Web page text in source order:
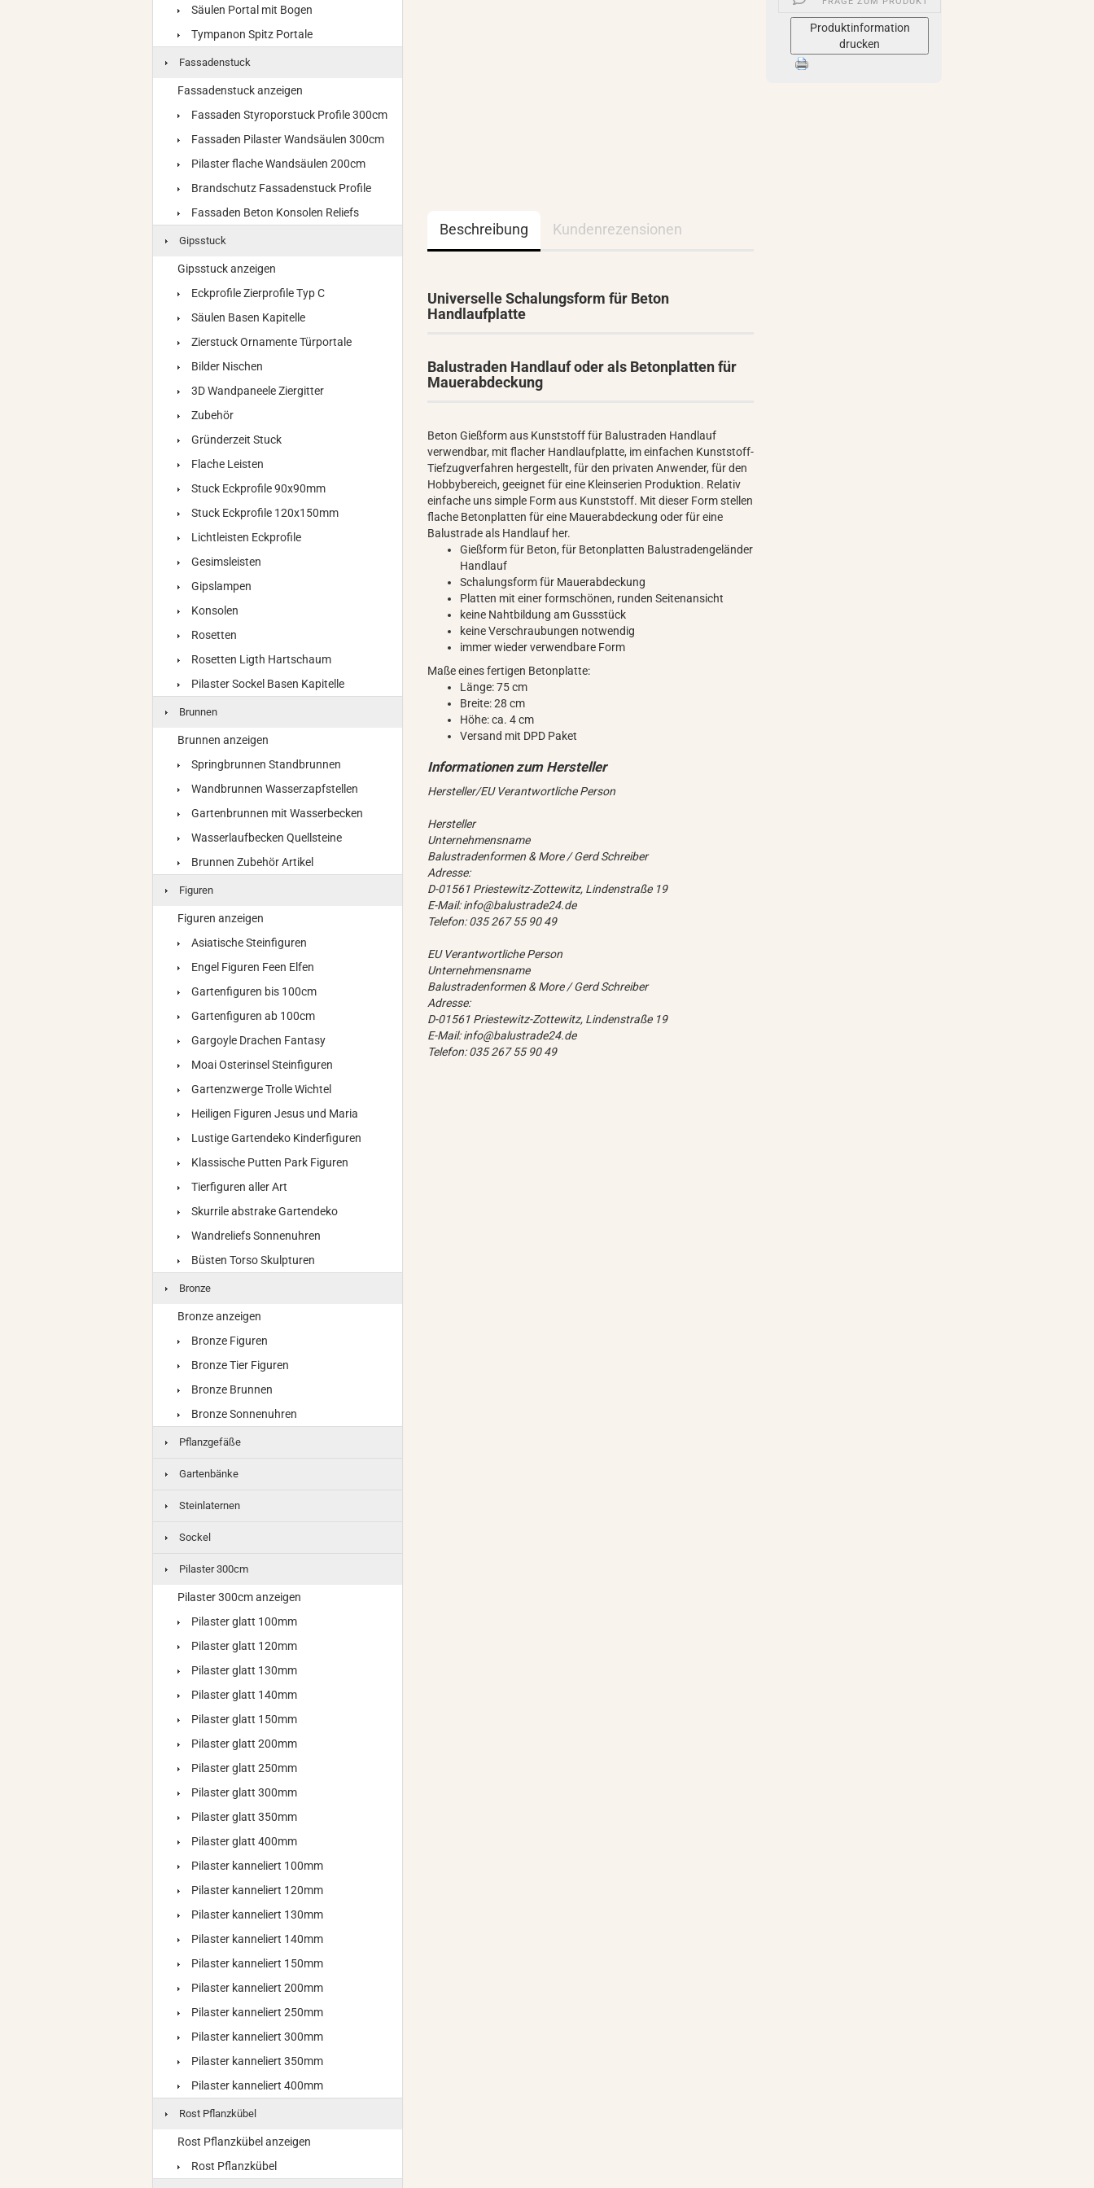
Produktinformation
drucken
Beschreibung Kundenrezensionen
Universelle Schalungsform für Beton
Handlaufplatte
Balustraden Handlauf oder als Betonplatten für
Mauerabdeckung
Beton Gießform aus Kunststoff für Balustraden Handlauf
verwendbar, mit flacher Handlaufplatte, im einfachen Kunststoff-
Tiefzugverfahren hergestellt, für den privaten Anwender, für den
Hobbybereich, geeignet für eine Kleinserien Produktion. Relativ
einfache uns simple Form aus Kunststoff. Mit dieser Form stellen
flache Betonplatten für eine Mauerabdeckung oder für eine
Balustrade als Handlauf her.
Gießform für Beton, für Betonplatten Balustradengeländer
Handlauf
Schalungsform für Mauerabdeckung
Platten mit einer formschönen, runden Seitenansicht
keine Nahtbildung am Gussstück
keine Verschraubungen notwendig
immer wieder verwendbare Form
Maße eines fertigen Betonplatte:
Länge: 75 cm
Breite: 28 cm
Höhe: ca. 4 cm
Versand mit DPD Paket
Hersteller/EU Verantwortliche Person
Hersteller
Unternehmensname
Balustradenformen & More / Gerd Schreiber
Adresse:
D-01561 Priestewitz-Zottewitz, Lindenstraße 19
E-Mail: info@balustrade24.de
Telefon: 035 267 55 90 49
EU Verantwortliche Person
Unternehmensname
Balustradenformen & More / Gerd Schreiber
Adresse:
D-01561 Priestewitz-Zottewitz, Lindenstraße 19
E-Mail: info@balustrade24.de
Telefon: 035 267 55 90 49
Säulen Portal mit Bogen
Tympanon Spitz Portale
Fassadenstuck
Fassadenstuck anzeigen
Fassaden Styroporstuck Profile 300cm
Fassaden Pilaster Wandsäulen 300cm
Pilaster flache Wandsäulen 200cm
Brandschutz Fassadenstuck Profile
Fassaden Beton Konsolen Reliefs
Gipsstuck
Gipsstuck anzeigen
Eckprofile Zierprofile Typ C
Säulen Basen Kapitelle
Zierstuck Ornamente Türportale
Bilder Nischen
3D Wandpaneele Ziergitter
Zubehör
Gründerzeit Stuck
Flache Leisten
Stuck Eckprofile 90x90mm
Stuck Eckprofile 120x150mm
Lichtleisten Eckprofile
Gesimsleisten
Gipslampen
Konsolen
Rosetten
Rosetten Ligth Hartschaum
Pilaster Sockel Basen Kapitelle
Brunnen
Brunnen anzeigen
Springbrunnen Standbrunnen
Wandbrunnen Wasserzapfstellen
Gartenbrunnen mit Wasserbecken
Wasserlaufbecken Quellsteine
Brunnen Zubehör Artikel
Figuren
Figuren anzeigen
Asiatische Steinfiguren
Engel Figuren Feen Elfen
Gartenfiguren bis 100cm
Gartenfiguren ab 100cm
Gargoyle Drachen Fantasy
Moai Osterinsel Steinfiguren
Gartenzwerge Trolle Wichtel
Heiligen Figuren Jesus und Maria
Lustige Gartendeko Kinderfiguren
Klassische Putten Park Figuren
Tierfiguren aller Art
Skurrile abstrake Gartendeko
Wandreliefs Sonnenuhren
Büsten Torso Skulpturen
Bronze
Bronze anzeigen
Bronze Figuren
Bronze Tier Figuren
Bronze Brunnen
Bronze Sonnenuhren
Pflanzgefäße
Gartenbänke
Steinlaternen
Sockel
Pilaster 300cm
Pilaster 300cm anzeigen
Pilaster glatt 100mm
Pilaster glatt 120mm
Pilaster glatt 130mm
Pilaster glatt 140mm
Pilaster glatt 150mm
Pilaster glatt 200mm
Pilaster glatt 250mm
Pilaster glatt 300mm
Pilaster glatt 350mm
Pilaster glatt 400mm
Pilaster kanneliert 100mm
Pilaster kanneliert 120mm
Pilaster kanneliert 130mm
Pilaster kanneliert 140mm
Pilaster kanneliert 150mm
Pilaster kanneliert 200mm
Pilaster kanneliert 250mm
Pilaster kanneliert 300mm
Pilaster kanneliert 350mm
Pilaster kanneliert 400mm
Rost Pflanzkübel
Rost Pflanzkübel anzeigen
Rost Pflanzkübel